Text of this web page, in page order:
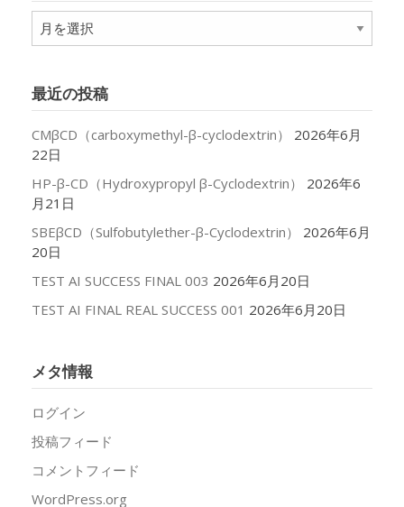
ア
ー
ブ
最近の投稿
CMβCD（carboxymethyl-β-cyclodextrin）
2026年6月
22日
HP-β-CD（Hydroxypropyl β-Cyclodextrin）
2026年6
月21日
SBEβCD（Sulfobutylether-β-Cyclodextrin）
2026年6月
20日
TEST AI SUCCESS FINAL 003 2026年6月20日
TEST AI FINAL REAL SUCCESS 001 2026年6月20日
メタ情報
ログイン
投稿フィード
コメントフィード
WordPress.org